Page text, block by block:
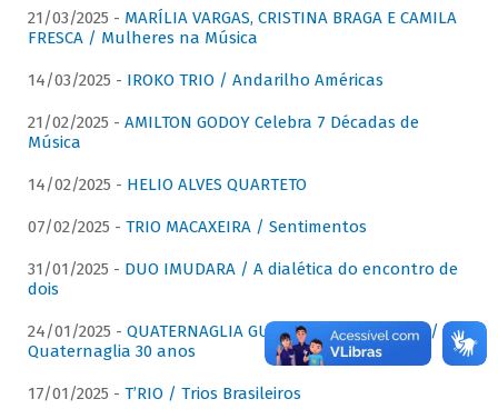
21/03/2025 - MARÍLIA VARGAS, CRISTINA BRAGA E CAMILA
FRESCA / Mulheres na Música
14/03/2025 - IROKO TRIO / Andarilho Américas
21/02/2025 - AMILTON GODOY Celebra 7 Décadas de
Música
14/02/2025 - HELIO ALVES QUARTETO
07/02/2025 - TRIO MACAXEIRA / Sentimentos
31/01/2025 - DUO IMUDARA / A dialética do encontro de
dois
24/01/2025 - QUATERNAGLIA GUITAR QUARTET (QGQ) /
Quaternaglia 30 anos
17/01/2025 - T’RIO / Trios Brasileiros